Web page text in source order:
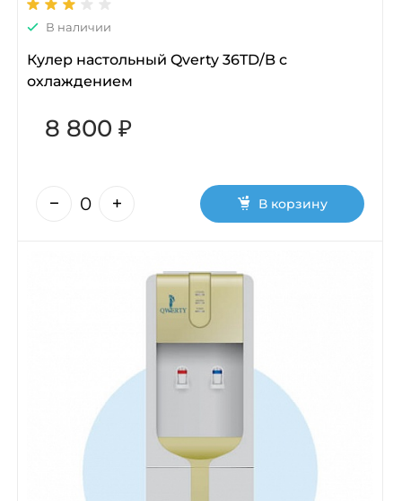
В наличии
Кулер настольный Qverty 36TD/B с
охлаждением
8 800 ₽
В корзину